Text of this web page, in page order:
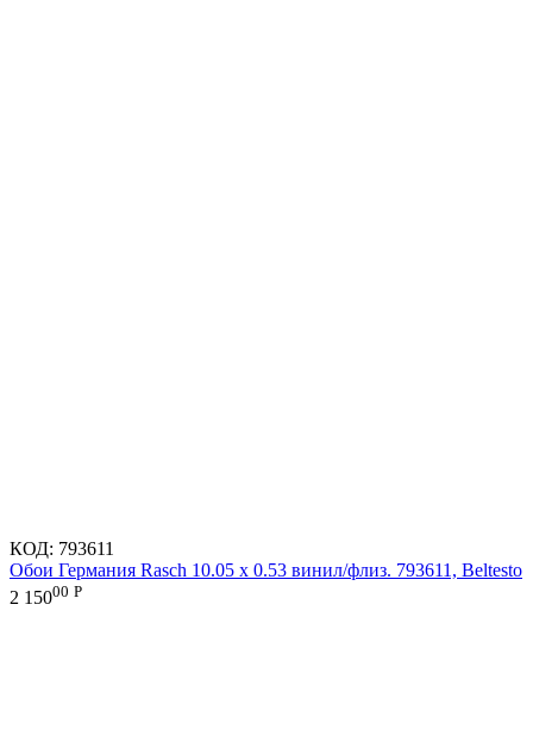
КОД: 793611
Обои Германия Rasch 10.05 х 0.53 винил/флиз. 793611, Beltesto
2 15000 Р